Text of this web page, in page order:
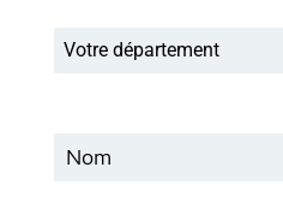
Votre département